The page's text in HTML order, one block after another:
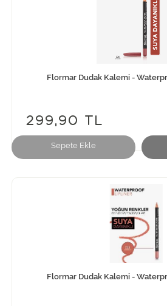
Sepete Ekle
Flormar Dudak Kalemi -
299,90 TL
Flormar Dudak Kalemi -